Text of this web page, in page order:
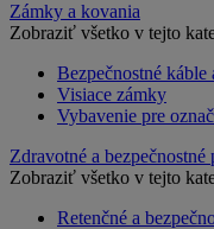
Zámky a kovania
Zobraziť všetko v tejto
Bezpečnostné káble
Visiace zámky
Vybavenie pre
Zdravotné a bezpečnostné
Zobraziť všetko v tejto
Retenčné a